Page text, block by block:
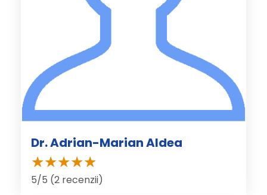
Dr. Adrian-Marian Aldea
5/5 (2 recenzii)